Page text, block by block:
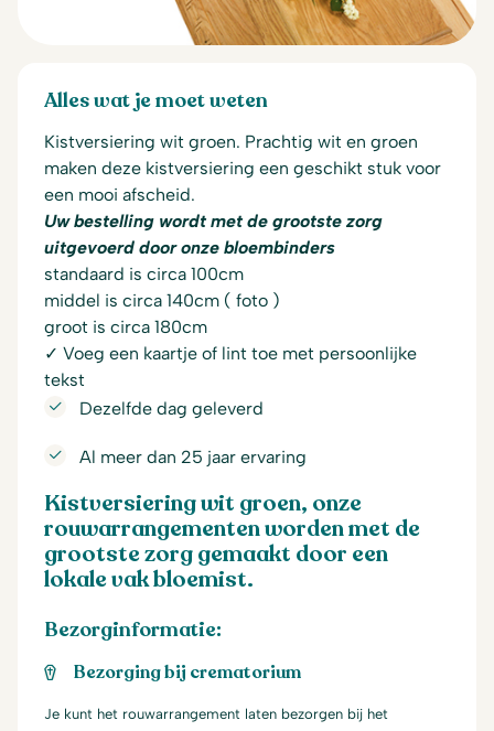
Alles wat je moet weten
Kistversiering wit groen. Prachtig wit en groen
maken deze kistversiering een geschikt stuk voor
een mooi afscheid.
Uw bestelling wordt met de grootste zorg
uitgevoerd door onze bloembinders
standaard is circa 100cm
middel is circa 140cm ( foto )
groot is circa 180cm
✓ Voeg een kaartje of lint toe met persoonlijke
tekst
Dezelfde dag geleverd
Al meer dan 25 jaar ervaring
Kistversiering wit groen, onze
rouwarrangementen worden met de
grootste zorg gemaakt door een
lokale vak bloemist.
Bezorginformatie:
Bezorging bij crematorium
Je kunt het rouwarrangement laten bezorgen bij het